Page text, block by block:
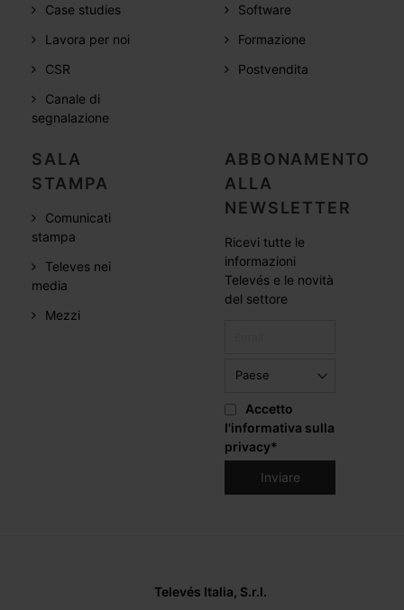
Case studies
Lavora per noi
CSR
Canale di
segnalazione
Software
Formazione
Postvendita
SALA
STAMPA
Comunicati
stampa
Televes nei
media
Mezzi
ABBONAMENTO
ALLA
NEWSLETTER
Ricevi tutte le
informazioni
Televés e le novità
del settore
Accetto
l'informativa sulla
privacy*
Televés Italia, S.r.l.